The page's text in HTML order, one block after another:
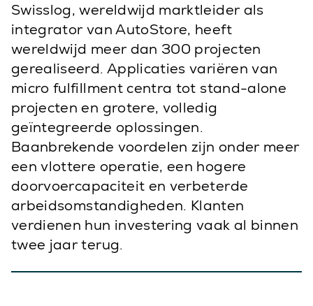
Swisslog, wereldwijd marktleider als
integrator van AutoStore, heeft
wereldwijd meer dan 300 projecten
gerealiseerd. Applicaties variëren van
micro fulfillment centra tot stand-alone
projecten en grotere, volledig
geïntegreerde oplossingen.
Baanbrekende voordelen zijn onder meer
een vlottere operatie, een hogere
doorvoercapaciteit en verbeterde
arbeidsomstandigheden. Klanten
verdienen hun investering vaak al binnen
twee jaar terug.